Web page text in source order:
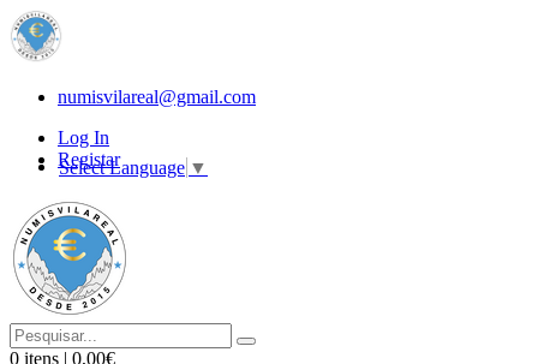
numisvilareal@gmail.com
Log In
Registar
Select Language ▼
0 itens | 0,00€